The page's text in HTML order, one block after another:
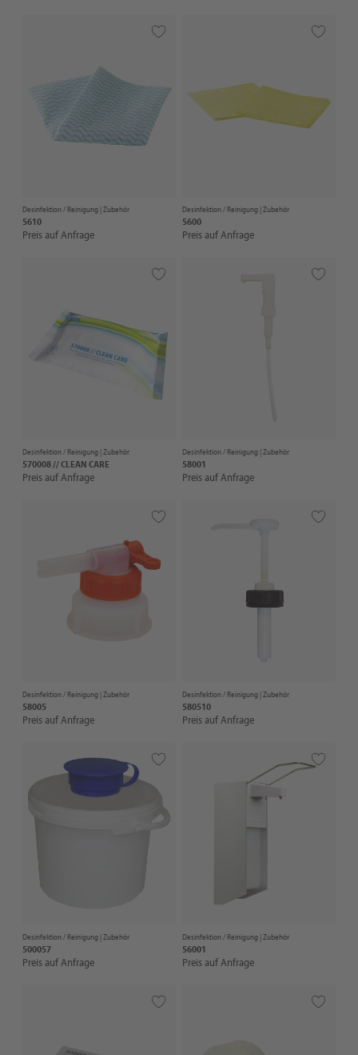
Desinfektion / Reinigung |Zubehör
5610
Preis auf Anfrage
Desinfektion / Reinigung |Zubehör
5600
Preis auf Anfrage
Desinfektion / Reinigung |Zubehör
570008 // CLEAN CARE
Preis auf Anfrage
Desinfektion / Reinigung |Zubehör
58001
Preis auf Anfrage
Desinfektion / Reinigung |Zubehör
58005
Preis auf Anfrage
Desinfektion / Reinigung |Zubehör
580510
Preis auf Anfrage
Desinfektion / Reinigung |Zubehör
500057
Preis auf Anfrage
Desinfektion / Reinigung |Zubehör
56001
Preis auf Anfrage